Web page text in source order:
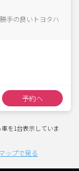
手の良いトヨタハ
予約へ
を1台表示していま
ップで見る